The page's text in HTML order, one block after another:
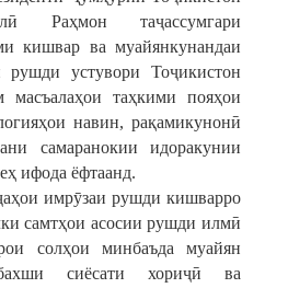
Раҳмон таҷассумгари
кишвар ва муайянкунандаи
рушди устувори Тоҷикистон
таҳкими пояҳои
навин, рақамикунонӣ
самаранокии идоракунии
ифода ёфтаанд.
имрӯзаи рушди кишварро
самтҳои асосии рушди илмӣ
солҳои минбаъда муайян
сиёсати хориҷӣ ва